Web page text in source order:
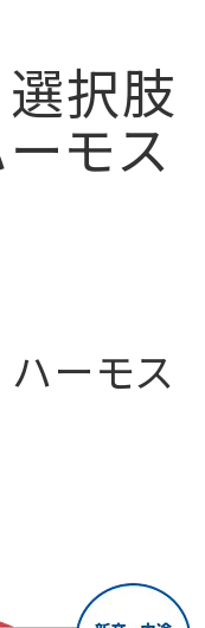
選択肢
モス
ハーモス